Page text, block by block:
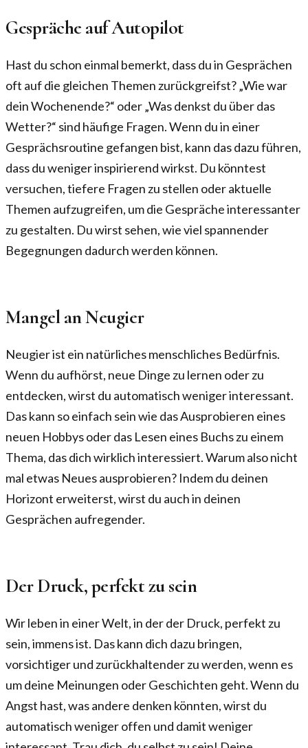
Gespräche auf Autopilot
Hast du schon einmal bemerkt, dass du in Gesprächen
oft auf die gleichen Themen zurückgreifst? „Wie war
dein Wochenende?“ oder „Was denkst du über das
Wetter?“ sind häufige Fragen. Wenn du in einer
Gesprächsroutine gefangen bist, kann das dazu führen,
dass du weniger inspirierend wirkst. Du könntest
versuchen, tiefere Fragen zu stellen oder aktuelle
Themen aufzugreifen, um die Gespräche interessanter
zu gestalten. Du wirst sehen, wie viel spannender
Begegnungen dadurch werden können.
Mangel an Neugier
Neugier ist ein natürliches menschliches Bedürfnis.
Wenn du aufhörst, neue Dinge zu lernen oder zu
entdecken, wirst du automatisch weniger interessant.
Das kann so einfach sein wie das Ausprobieren eines
neuen Hobbys oder das Lesen eines Buchs zu einem
Thema, das dich wirklich interessiert. Warum also nicht
mal etwas Neues ausprobieren? Indem du deinen
Horizont erweiterst, wirst du auch in deinen
Gesprächen aufregender.
Der Druck, perfekt zu sein
Wir leben in einer Welt, in der der Druck, perfekt zu
sein, immens ist. Das kann dich dazu bringen,
vorsichtiger und zurückhaltender zu werden, wenn es
um deine Meinungen oder Geschichten geht. Wenn du
Angst hast, was andere denken könnten, wirst du
automatisch weniger offen und damit weniger